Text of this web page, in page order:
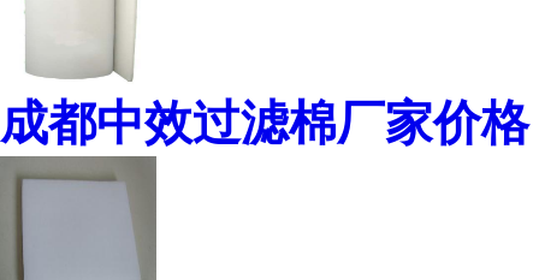
成都中效过滤棉厂家价格